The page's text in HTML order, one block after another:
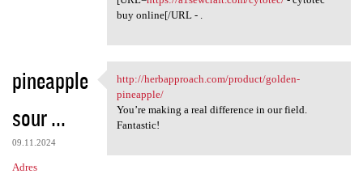
buy online[/URL - .
pineapple
sour ...
09.11.2024
Adres
http://herbapproach.com
http://herbapproach.com/product/golden-
pineapple/
You’re making a real difference in our field.
Fantastic!